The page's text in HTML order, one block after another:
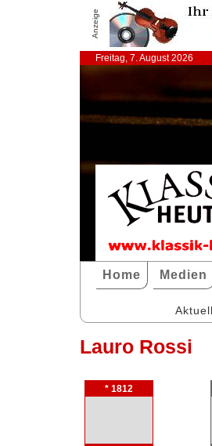
Anzeige
Freitag, 7. August 2026
Home Medien
Lauro Rossi
* 1812